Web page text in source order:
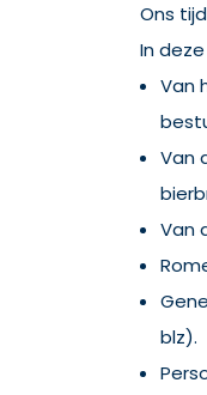
Ons
In
Van
Van
Van
blz).